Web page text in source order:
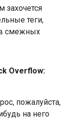
захочется
теги,
смежных
Overflow:
пожалуйста,
на него